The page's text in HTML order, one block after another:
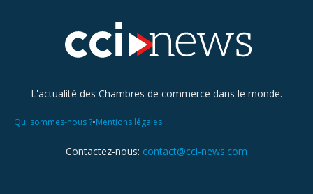
L'actualité des Chambres de commerce dans le monde.
Qui sommes-nous ?•Mentions légales
Contactez-nous: contact@cci-news.com